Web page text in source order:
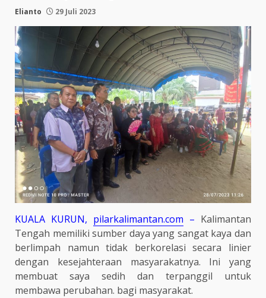
Elianto 29 Juli 2023
KUALA KURUN, pilarkalimantan.com – Kalimantan
Tengah memiliki sumber daya yang sangat kaya dan
berlimpah namun tidak berkorelasi secara linier
dengan kesejahteraan masyarakatnya. Ini yang
membuat saya sedih dan terpanggil untuk
membawa perubahan. bagi masyarakat.